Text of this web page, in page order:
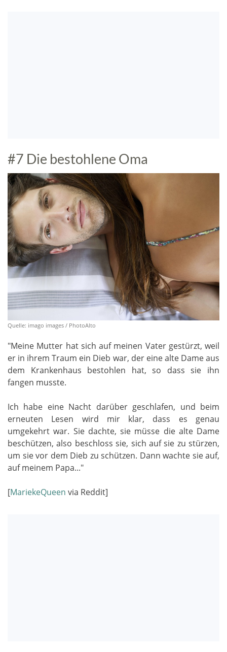
#7 Die bestohlene Oma
Quelle: imago images / PhotoAlto
"Meine Mutter hat sich auf meinen Vater gestürzt, weil
er in ihrem Traum ein Dieb war, der eine alte Dame aus
dem Krankenhaus bestohlen hat, so dass sie ihn
fangen musste.
Ich habe eine Nacht darüber geschlafen, und beim
erneuten Lesen wird mir klar, dass es genau
umgekehrt war. Sie dachte, sie müsse die alte Dame
beschützen, also beschloss sie, sich auf sie zu stürzen,
um sie vor dem Dieb zu schützen. Dann wachte sie auf,
auf meinem Papa..."
[MariekeQueen via Reddit]